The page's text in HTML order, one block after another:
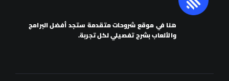
هنا في موقع شروحات متقدمة ستجد أفضل البرامج
والألعاب بشرح تفصيلي لكل تجربة.